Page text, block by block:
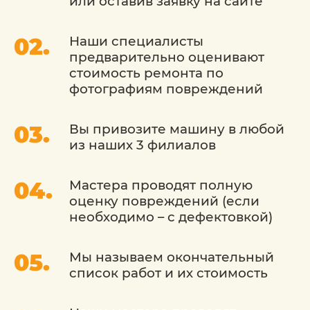
коррозии, вмятин, пробоин и др. Все это
результат влияния окружающей среды, а
также умышленных действий хулиганов,
аварии и др. Не зависимо от причины
возникновения неприятностей, а также
и провести высококачественную
реконструкцию капота Volvo (Вольво).
Итак, мы готовы выполнить:
рихтовку;
шпаклевание и грунтование поверхности;
Наши специалисты
предварительно оценивают
стоимость ремонта по
фотографиям повреждений
Вы привозите машину в любой
из наших 3 филиалов
Мастера проводят полную
оценку повреждений (если
необходимо – с дефектовкой)
Мы называем окончательный
список работ и их стоимость